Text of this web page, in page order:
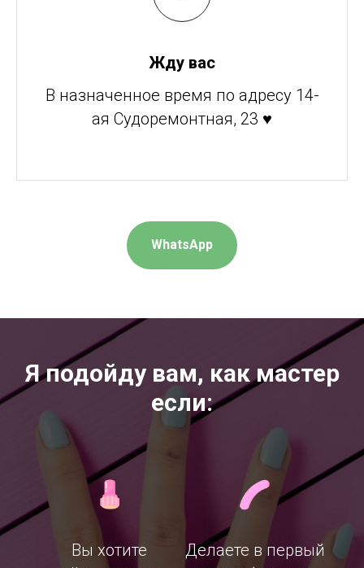
Жду вас
В назначенное время по адресу 14-
ая Судоремонтная, 23 ♥
WhatsApp
Я подойду вам, как мастер
если:
Вы хотите
Делаете в первый